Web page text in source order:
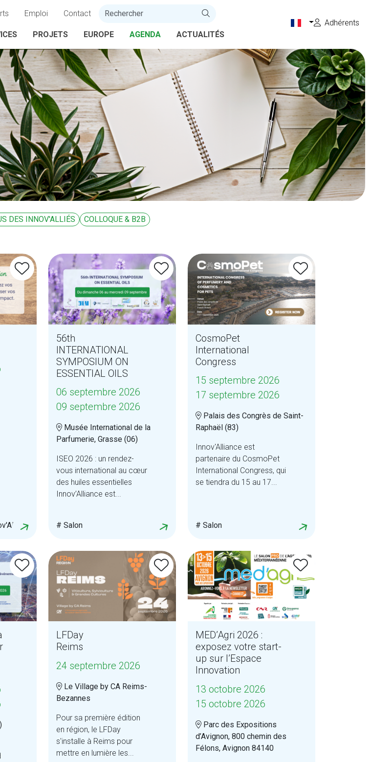
Emploi Contact
PROJETS EUROPE AGENDA ACTUALITÉS
Adhérents
DES INNOV'ALLIÉS COLLOQUE & B2B
56th
INTERNATIONAL
SYMPOSIUM ON
ESSENTIAL OILS
06 septembre 2026
09 septembre 2026
Musée International de la
Parfumerie, Grasse (06)
ISEO 2026 : un rendez-
vous international au cœur
des huiles essentielles
Innov’Alliance est...
# Salon
CosmoPet
International
Congress
15 septembre 2026
17 septembre 2026
Palais des Congrès de Saint-
Raphaël (83)
Innov'Alliance est
partenaire du CosmoPet
International Congress, qui
se tiendra du 15 au 17...
# Salon
LFDay
Reims
24 septembre 2026
Le Village by CA Reims-
Bezannes
Pour sa première édition
en région, le LFDay
s'installe à Reims pour
mettre en lumière les...
MED’Agri 2026 :
exposez votre start-
up sur l’Espace
Innovation
13 octobre 2026
15 octobre 2026
Parc des Expositions
d’Avignon, 800 chemin des
Félons, Avignon 84140